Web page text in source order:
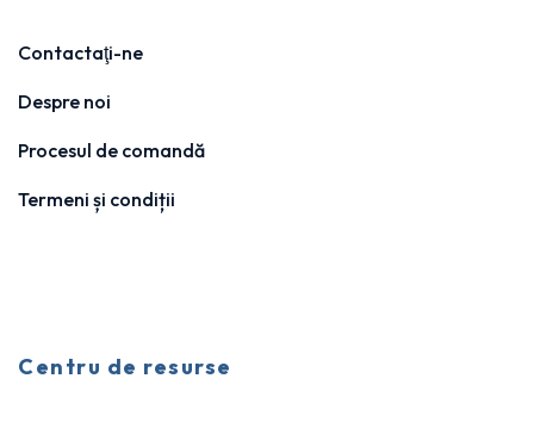
Contactaţi-ne
Despre noi
Procesul de comandă
Termeni și condiții
Centru de resurse